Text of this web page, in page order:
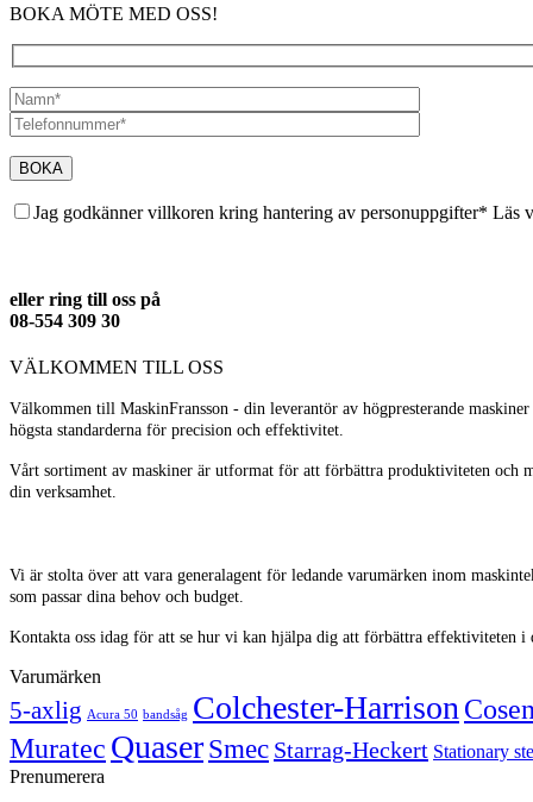
BOKA MÖTE MED OSS!
Jag godkänner villkoren kring hantering av personuppgifter* Läs
eller ring till oss på
08-554 309 30
VÄLKOMMEN TILL OSS
Välkommen till MaskinFransson - din leverantör av högpresterande
högsta standarderna för precision och effektivitet.
Vårt sortiment av maskiner är utformat för att förbättra produktiviteten och
din verksamhet.
Vi är stolta över att vara generalagent för ledande varumärken inom
som passar dina behov och budget.
Kontakta oss idag för att se hur vi kan hjälpa dig att förbättra effektiviteten
Varumärken
5-axlig Acura 50 bandsåg Colchester-Harrison Cosen
Muratec QuaserSmec Starrag-Heckert Stationary
Prenumerera